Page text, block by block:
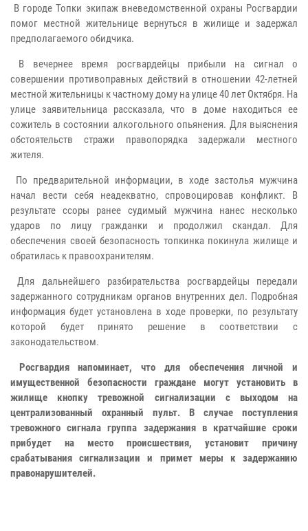
В городе Топки экипаж вневедомственной охраны Росгвардии
помог местной жительнице вернуться в жилище и задержал
предполагаемого обидчика.
В вечернее время росгвардейцы прибыли на сигнал о
совершении противоправных действий в отношении 42-летней
местной жительницы к частному дому на улице 40 лет Октября. На
улице заявительница рассказала, что в доме находиться ее
сожитель в состоянии алкогольного опьянения. Для выяснения
обстоятельств стражи правопорядка задержали местного
жителя.
По предварительной информации, в ходе застолья мужчина
начал вести себя неадекватно, спровоцировав конфликт. В
результате ссоры ранее судимый мужчина нанес несколько
ударов по лицу гражданки и продолжил скандал. Для
обеспечения своей безопасность топкинка покинула жилище и
обратилась к правоохранителям.
Для дальнейшего разбирательства росгвардейцы передали
задержанного сотрудникам органов внутренних дел. Подробная
информация будет установлена в ходе проверки, по результату
которой будет принято решение в соответствии с
законодательством.
Росгвардия напоминает, что для обеспечения личной и
имущественной безопасности граждане могут установить в
жилище кнопку тревожной сигнализации с выходом на
централизованный охранный пульт. В случае поступления
тревожного сигнала группа задержания в кратчайшие сроки
прибудет на место происшествия, установит причину
срабатывания сигнализации и примет меры к задержанию
правонарушителей.